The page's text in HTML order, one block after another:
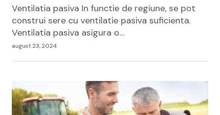
Ventilatia pasiva In functie de regiune, se pot
construi sere cu ventilatie pasiva suficienta.
Ventilatia pasiva asigura o…
august 23, 2024